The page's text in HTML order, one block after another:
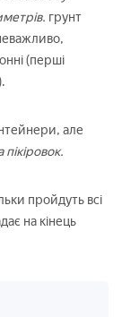
грунт
(перші
але
пройдуть всі
на кінець